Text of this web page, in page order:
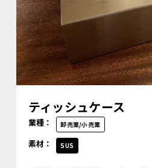
ティッシュケース
業種： 卸売業/小売業
素材： SUS